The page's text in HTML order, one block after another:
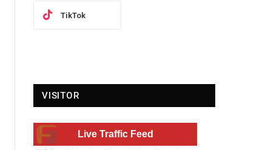
TikTok
VISITOR
Live Traffic Feed